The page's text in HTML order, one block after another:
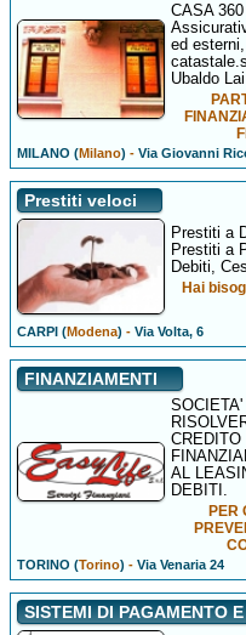
CASA
ed
Ubaldo
MILANO (Milano) -Via Giovanni
Prestiti veloci
Prestiti a
Prestiti a
Debiti,
Hai
CARPI (Modena) -Via Volta, 6
FINANZIAMENTI
AL
DEBITI.
PER
TORINO (Torino) -Via Venaria 24
SISTEMI DI PAGAMENTO